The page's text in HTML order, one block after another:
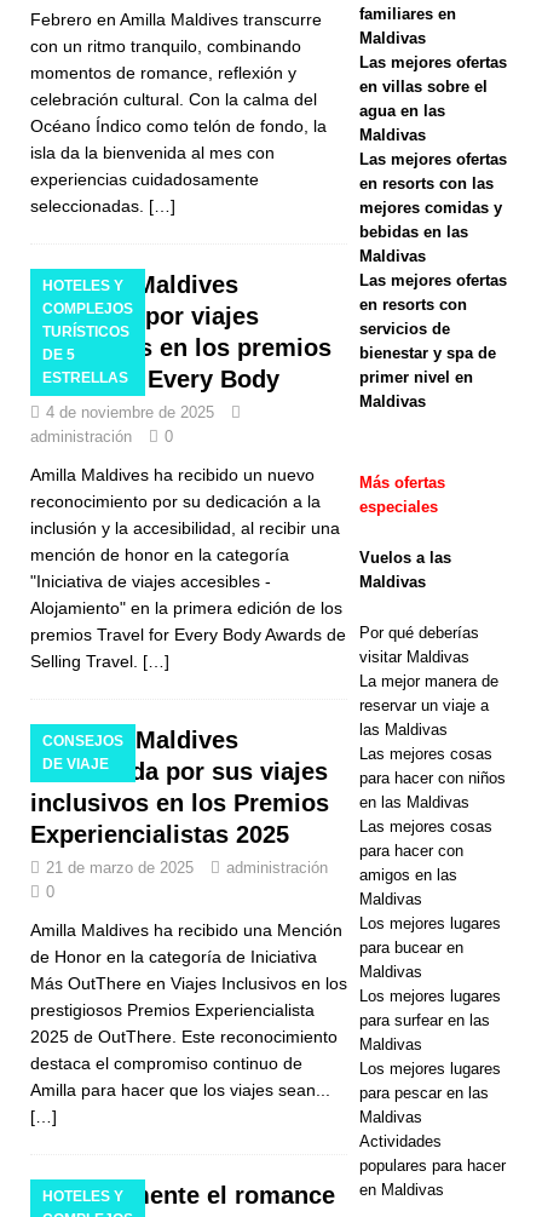
S
TURÍSTICOS
DE 5
ESTRELLAS
mejores
ofertas de
resorts de
lujo en
(Guía 2026)
S
marzo de
Fushi
celebra la
Pascua con
Sal y
Febrero en Amilla Maldives transcurre
con un ritmo tranquilo, combinando
momentos de romance, reflexión y
celebración cultural. Con la calma del
Océano Índico como telón de fondo, la
isla da la bienvenida al mes con
experiencias cuidadosamente
seleccionadas. […]
HOTELES Y
COMPLEJOS
TURÍSTICOS
DE 5
ESTRELLAS
Amilla Maldives
premiada por viajes
accesibles en los premios
Travel for Every Body
4 de noviembre de 2025
administración
0
Amilla Maldives ha recibido un nuevo
reconocimiento por su dedicación a la
inclusión y la accesibilidad, al recibir una
mención de honor en la categoría
"Iniciativa de viajes accesibles -
Alojamiento" en la primera edición de los
premios Travel for Every Body Awards de
Selling Travel. […]
CONSEJOS
DE VIAJE
Amilla Maldives
reconocida por sus viajes
inclusivos en los Premios
Experiencialistas 2025
21 de marzo de 2025
administración
0
Amilla Maldives ha recibido una Mención
de Honor en la categoría de Iniciativa
Más OutThere en Viajes Inclusivos en los
prestigiosos Premios Experiencialista
2025 de OutThere. Este reconocimiento
destaca el compromiso continuo de
Amilla para hacer que los viajes sean...
[…]
HOTELES Y
Experimente el romance
familiares en
Maldivas
Las mejores ofertas
en villas sobre el
agua en las
Maldivas
Las mejores ofertas
en resorts con las
mejores comidas y
bebidas en las
Maldivas
Las mejores ofertas
en resorts con
servicios de
bienestar y spa de
primer nivel en
Maldivas
Más ofertas
especiales
Vuelos a las
Maldivas
Por qué deberías
visitar Maldivas
La mejor manera de
reservar un viaje a
las Maldivas
Las mejores cosas
para hacer con niños
en las Maldivas
Las mejores cosas
para hacer con
amigos en las
Maldivas
Los mejores lugares
para bucear en
Maldivas
Los mejores lugares
para surfear en las
Maldivas
Los mejores lugares
para pescar en las
Maldivas
Actividades
populares para hacer
en Maldivas